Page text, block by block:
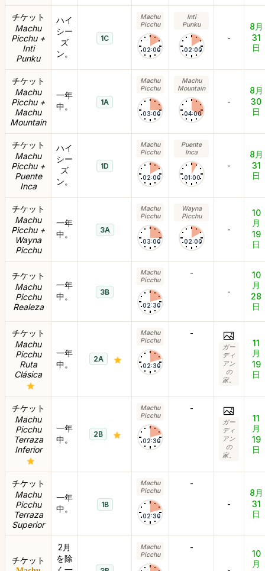
チケット
Machu
Picchu +
Inti
Punku
ハイ
シー
ズ
ン。
1C
Machu
Picchu
02:00
Inti
Punku
02:00
-
8月
31
日
チケット
Machu
Picchu +
Machu
Mountain
一年
中。
1A
Machu
Picchu
03:00
Machu
Mountain
04:00
-
8月
30
日
チケット
Machu
Picchu +
Puente
Inca
ハイ
シー
ズ
ン。
1D
Machu
Picchu
02:00
Puente
Inca
01:00
-
8月
31
日
チケット
Machu
Picchu +
Wayna
Picchu
一年
中。
3A
Machu
Picchu
03:00
Wayna
Picchu
02:00
-
10
月
19
日
チケット
Machu
Picchu
Realeza
一年
中。
3B
Machu
Picchu
02:30
-
-
10
月
28
日
チケット
Machu
Picchu
Ruta
Clásica
一年
中。
2A
Machu
Picchu
02:30
-
ガー
ディ
アン
の
家。
11
月
19
日
チケット
Machu
Picchu
Terraza
Inferior
一年
中。
2B
Machu
Picchu
02:30
-
ガー
ディ
アン
の
家。
11
月
19
日
チケット
Machu
Picchu
Terraza
Superior
一年
中。
1B
Machu
Picchu
02:30
-
-
8月
31
日
チケット
2月
を除
Machu
Picchu
-
10
月